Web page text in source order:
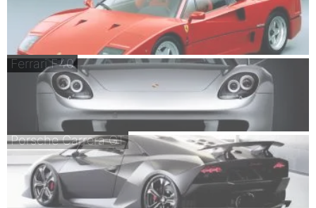
Ferrari F40
Porsche Carrera GT